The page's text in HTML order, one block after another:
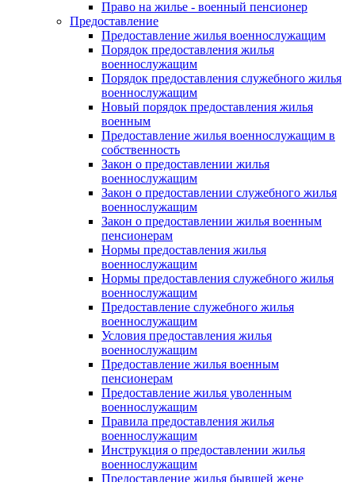
Право на жилье - военный пенсионер
Предоставление
Предоставление жилья военнослужащим
Порядок предоставления жилья
военнослужащим
Порядок предоставления служебного жилья
военнослужащим
Новый порядок предоставления жилья
военным
Предоставление жилья военнослужащим в
собственность
Закон о предоставлении жилья
военнослужащим
Закон о предоставлении служебного жилья
военнослужащим
Закон о предоставлении жилья военным
пенсионерам
Нормы предоставления жилья
военнослужащим
Нормы предоставления служебного жилья
военнослужащим
Предоставление служебного жилья
военнослужащим
Условия предоставления жилья
военнослужащим
Предоставление жилья военным
пенсионерам
Предоставление жилья уволенным
военнослужащим
Правила предоставления жилья
военнослужащим
Инструкция о предоставлении жилья
военнослужащим
Предоставление жилья бывшей жене